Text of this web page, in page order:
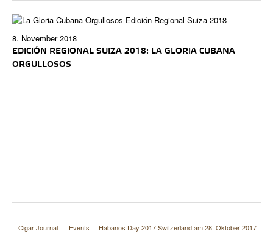
8. November 2018
EDICIÓN REGIONAL SUIZA 2018: LA GLORIA CUBANA
ORGULLOSOS
Cigar Journal Events Habanos Day 2017 Switzerland am 28. Oktober 2017